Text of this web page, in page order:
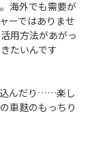
海外でも需要が
ーではありませ
用方法があがっ
たいんです
込んだり……楽し
車麩のもっちり